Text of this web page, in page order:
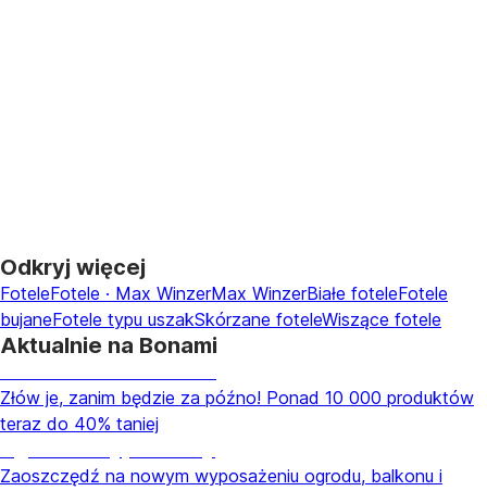
Odkryj więcej
FoteleFotele · Max WinzerMax WinzerBiałe foteleFotele
bujaneFotele typu uszakSkórzane foteleWiszące fotele
Aktualnie na Bonami
Złów je, zanim będzie za późno! Ponad 10 000 produktów
teraz do 40% taniej
Zaoszczędź na nowym wyposażeniu ogrodu, balkonu i